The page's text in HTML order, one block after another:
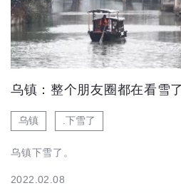
乌镇：整个朋友圈都在看雪
乌镇 .下雪了
乌镇下雪了。
2022.02.08